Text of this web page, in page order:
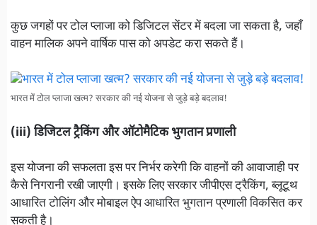
कुछ जगहों पर टोल प्लाजा को डिजिटल सेंटर में बदला जा सकता है, जहाँ
वाहन मालिक अपने वार्षिक पास को अपडेट करा सकते हैं।
भारत में टोल प्लाजा खत्म? सरकार की नई योजना से जुड़े बड़े बदलाव!
(iii) डिजिटल ट्रैकिंग और ऑटोमैटिक भुगतान प्रणाली
इस योजना की सफलता इस पर निर्भर करेगी कि वाहनों की आवाजाही पर
कैसे निगरानी रखी जाएगी। इसके लिए सरकार जीपीएस ट्रैकिंग, ब्लूटूथ
आधारित टोलिंग और मोबाइल ऐप आधारित भुगतान प्रणाली विकसित कर
सकती है।